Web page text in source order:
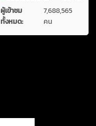
ผู้เข้าชม
ทั้งหมด:
7,688,565
คน